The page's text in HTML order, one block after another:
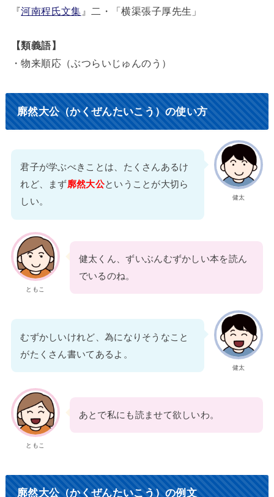
『河南程氏文集 』二・「横渠張子厚先生」
【類義語】
・物来順応（ぶつらいじゅんのう）
廓然大公（かくぜんたいこう）の使い方
健太
君子が学ぶべきことは、たくさんあるけ
れど、まず廓然大公ということが大切ら
しい。
ともこ
健太くん、ずいぶんむずかしい本を読ん
でいるのね。
健太
むずかしいけれど、為になりそうなこと
がたくさん書いてあるよ。
ともこ
あとで私にも読ませて欲しいわ。
廓然大公（かくぜんたいこう）の例文